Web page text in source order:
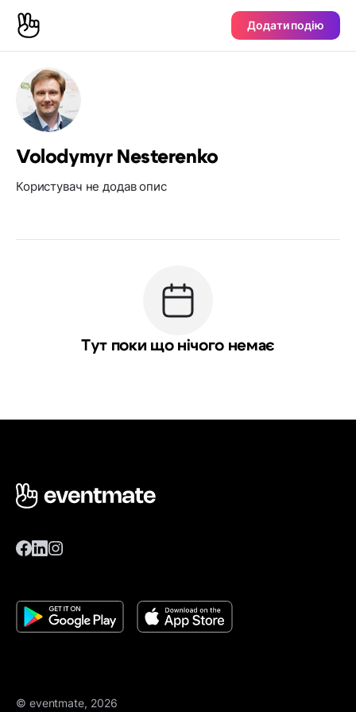
Додати подію
Volodymyr Nesterenko
Користувач не додав опис
Тут поки що нічого немає
© eventmate, 2026